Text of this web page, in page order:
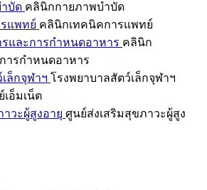
บัด คลินิกกายภาพบำบัด
แพทย์ คลินิกเทคนิคการแพทย์
และการกำหนดอาหาร คลินิก
ารกำหนดอาหาร
ล็กจุฬาฯ โรงพยาบาลสัตว์เล็กจุฬาฯ
เอ็มเน็ต
วะผู้สูงอายุ ศูนย์ส่งเสริมสุขภาวะผู้สูง